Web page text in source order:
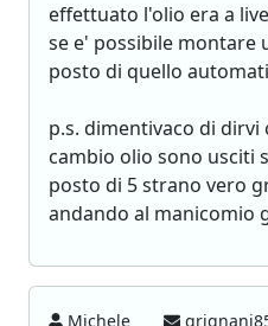
effettuato l'olio era a
se e' possibile montare
posto di quello
p.s. dimentivaco di
cambio olio sono usciti
posto di 5 strano vero
andando al manicomio
Michele